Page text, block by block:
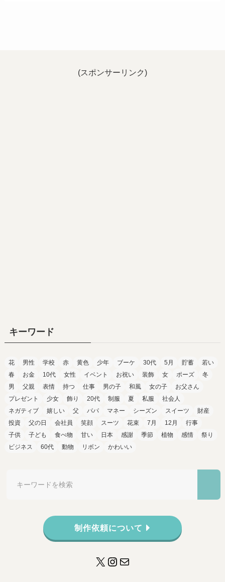
(スポンサーリンク)
キーワード
花 男性 学校 赤 黄色 少年 ブーケ 30代 5月 貯蓄
若い
春
お金 10代 女性 イベント お祝い 装飾 女 ポーズ
冬
男
父親 表情 持つ 仕事 男の子 和風 女の子
お父さん
プレゼント
少女 飾り 20代 制服 夏 私服
社会人
ネガティブ
嬉しい 父 パパ マネー シーズン スイーツ
財産
投資
父の日 会社員 笑顔 スーツ 花束 7月 12月
行事
子供
子ども 食べ物 甘い 日本 感謝 季節 植物 感情
祭り
ビジネス
60代 動物 リボン かわいい
制作依頼について
X Instagram
メール